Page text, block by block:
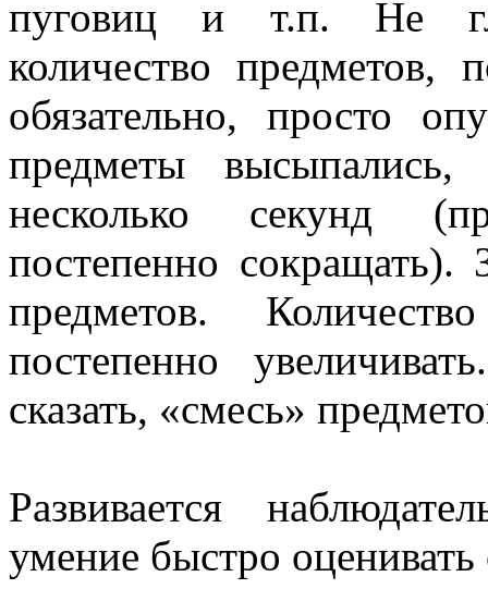
пуговиц и т.п. Не
количество предметов,
обязательно, просто
предметы
несколько секунд
постепенно сокращать).
предметов.
постепенно
сказать, «смесь»
Развивается
умение быстро оценивать